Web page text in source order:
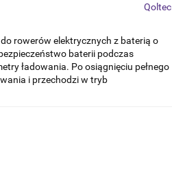
Qoltec
rowerów elektrycznych z baterią o
baterii podczas
ładowania. Po osiągnięciu pełnego
i przechodzi w tryb